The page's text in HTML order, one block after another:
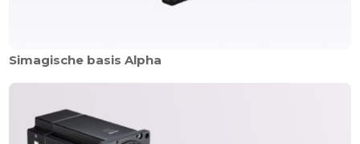
Simagische basis Alpha